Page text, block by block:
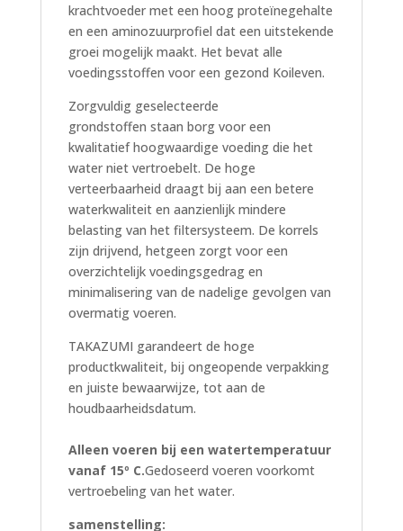
krachtvoeder met een hoog proteïnegehalte
en een aminozuurprofiel dat een uitstekende
groei mogelijk maakt. Het bevat alle
voedingsstoffen voor een gezond Koileven.
Zorgvuldig geselecteerde
grondstoffen staan borg voor een
kwalitatief hoogwaardige voeding die het
water niet vertroebelt. De hoge
verteerbaarheid draagt bij aan een betere
waterkwaliteit en aanzienlijk mindere
belasting van het filtersysteem. De korrels
zijn drijvend, hetgeen zorgt voor een
overzichtelijk voedingsgedrag en
minimalisering van de nadelige gevolgen van
overmatig voeren.
TAKAZUMI garandeert de hoge
productkwaliteit, bij ongeopende verpakking
en juiste bewaarwijze, tot aan de
houdbaarheidsdatum.
Alleen voeren bij een watertemperatuur
vanaf 15º C.Gedoseerd voeren voorkomt
vertroebeling van het water.
samenstelling: